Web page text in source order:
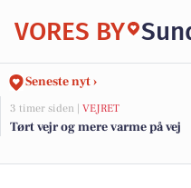
VORES BY
Seneste nyt ›
3 timer siden | VEJRET
Tørt vejr og mere varme på vej